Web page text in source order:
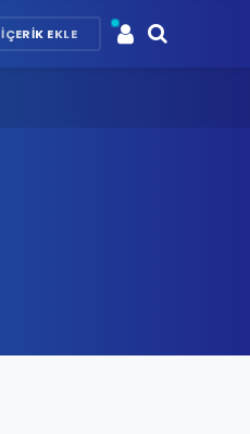
İÇERIK EKLE